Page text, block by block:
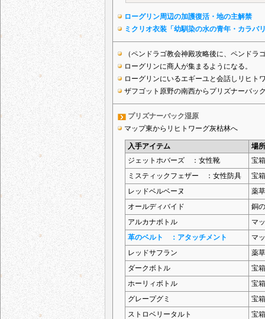
ローグリン周辺の加護復活・地の主解禁
ミクリオ衣装「幼馴染の水の青年・カラバ
（ペンドラゴ教会神殿攻略後に、ペンド
ローグリンに商人が集まるようになる。
ローグリンにいるエギーユと会話しリヒト
ザフゴット原野の南西からプリズナーバッ
プリズナーバック湿原
マップ東からリヒトワーグ灰枯林へ
入手アイテム
場所
ジェットホバーズ ：女性靴
宝箱
ミスティックフェザー ：女性防具
宝箱
レッドベルベーヌ
薬草
オールディバイド
銅
アルカナボトル
マ
革のベルト ：アタッチメント
マ
レッドサフラン
薬草
ダークボトル
宝箱
ホーリィボトル
宝箱
グレープグミ
宝箱
ストロベリータルト
宝箱